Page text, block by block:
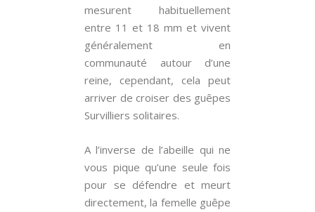
mesurent habituellement
entre 11 et 18 mm et vivent
généralement en
communauté autour d’une
reine, cependant, cela peut
arriver de croiser des guêpes
Survilliers solitaires.
A l’inverse de l’abeille qui ne
vous pique qu’une seule fois
pour se défendre et meurt
directement, la femelle guêpe